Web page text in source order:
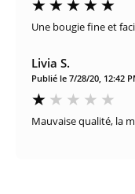
Une bougie fine et
Livia S.
Publié le 7/28/20, 12:42
Mauvaise qualité, la